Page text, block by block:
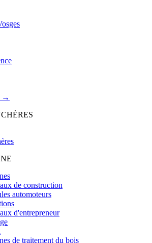
→
de construction
automoteurs
d'entrepreneur
de traitement du bois